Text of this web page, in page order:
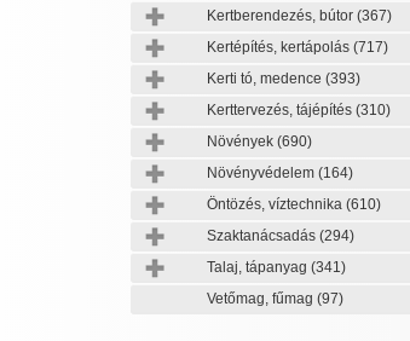
Kertberendezés, bútor (367)
Kertépítés, kertápolás (717)
Kerti tó, medence (393)
Kerttervezés, tájépítés (310)
Növények (690)
Növényvédelem (164)
Öntözés, víztechnika (610)
Szaktanácsadás (294)
Talaj, tápanyag (341)
Vetőmag, fűmag (97)